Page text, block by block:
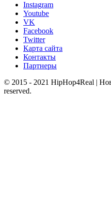
Instagram
Youtube
VK
Facebook
Twitter
Карта сайта
Контакты
Партнеры
© 2015 - 2021 HipHop4Real |
reserved.